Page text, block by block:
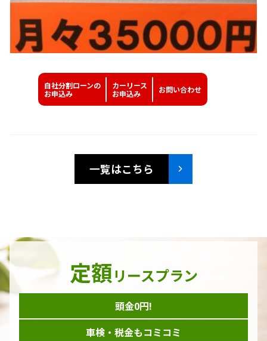
自社分割ローンの
お申込み
カーリース
お申込み
お問い合わせ
一覧はこちら
定額リースプラン
頭金0円!
車検・税金もコミコミ